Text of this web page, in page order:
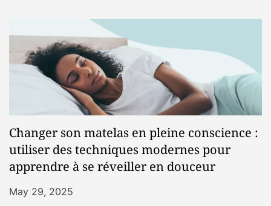
Changer son matelas en pleine conscience :
utiliser des techniques modernes pour
apprendre à se réveiller en douceur
May 29, 2025